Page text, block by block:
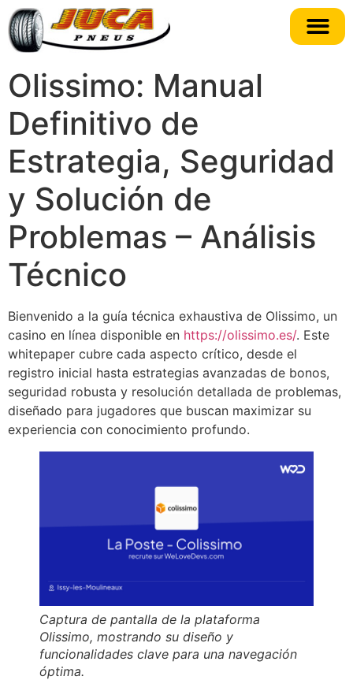
Olissimo: Manual
Definitivo de
Estrategia, Seguridad
y Solución de
Problemas – Análisis
Técnico
Bienvenido a la guía técnica exhaustiva de Olissimo, un
casino en línea disponible en https://olissimo.es/. Este
whitepaper cubre cada aspecto crítico, desde el
registro inicial hasta estrategias avanzadas de bonos,
seguridad robusta y resolución detallada de problemas,
diseñado para jugadores que buscan maximizar su
experiencia con conocimiento profundo.
Captura de pantalla de la plataforma
Olissimo, mostrando su diseño y
funcionalidades clave para una navegación
óptima.